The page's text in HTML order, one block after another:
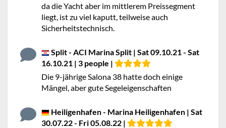
da die Yacht aber im mittlerem Preissegment
liegt, ist zu viel kaputt, teilweise auch
Sicherheitstechnisch.
Split - ACI Marina Split | Sat 09.10.21 - Sat
16.10.21 | 3 people |
Die 9-jährige Salona 38 hatte doch einige
Mängel, aber gute Segeleigenschaften
Heiligenhafen - Marina Heiligenhafen | Sat
30.07.22 - Fri 05.08.22 |